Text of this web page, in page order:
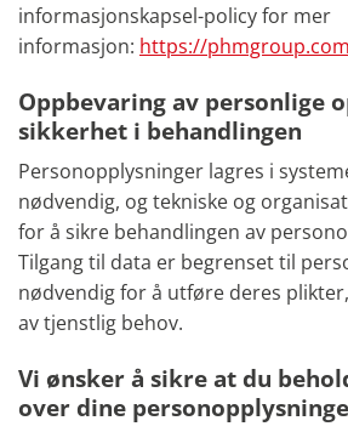
informasjonskapsel-policy for mer
informasjon: https://
Oppbevaring av personlige
sikkerhet i behandlingen
Personopplysninger lagres i
nødvendig, og tekniske og
for å sikre behandlingen av
Tilgang til data er begrenset til
nødvendig for å utføre deres
av tjenstlig behov.
Vi ønsker å sikre at du
over dine